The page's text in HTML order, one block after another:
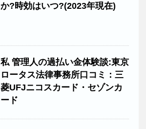
か?時効はいつ?(2023年現在)
私 管理人の過払い金体験談:東京
ロータス法律事務所口コミ：三
菱UFJニコスカード・セゾンカ
ード